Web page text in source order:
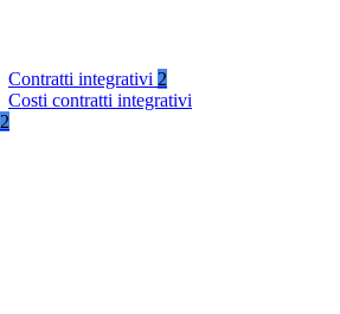
Contratti integrativi 2
Costi contratti integrativi
2